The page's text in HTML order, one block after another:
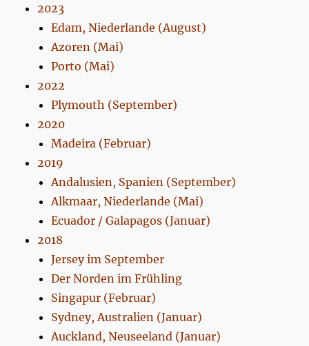
2023
Edam, Niederlande (August)
Azoren (Mai)
Porto (Mai)
2022
Plymouth (September)
2020
Madeira (Februar)
2019
Andalusien, Spanien (September)
Alkmaar, Niederlande (Mai)
Ecuador / Galapagos (Januar)
2018
Jersey im September
Der Norden im Frühling
Singapur (Februar)
Sydney, Australien (Januar)
Auckland, Neuseeland (Januar)